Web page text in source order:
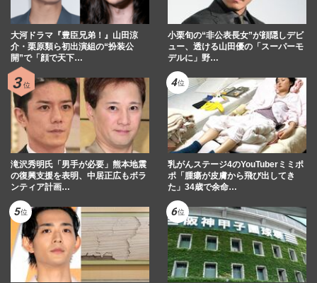
大河ドラマ『豊臣兄弟！』山田涼
介・栗原類ら初出演組の“扮装公
開”で「顔で天下…
小栗旬の“非公表長女”が顔隠しデビ
ュー、透ける山田優の「スーパーモ
デルに」野…
滝沢秀明氏「男手が必要」熊本地震
の復興支援を表明、中居正広もボラ
ンティア計画…
乳がんステージ4のYouTuberミミポ
ポ「腫瘍が皮膚から飛び出してき
た」34歳で余命…